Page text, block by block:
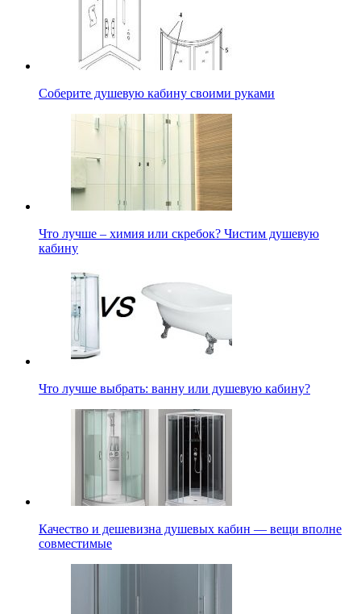
Соберите душевую кабину своими руками
Что лучше – химия или скребок? Чистим душевую
кабину
Что лучше выбрать: ванну или душевую кабину?
Качество и дешевизна душевых кабин — вещи вполне
совместимые